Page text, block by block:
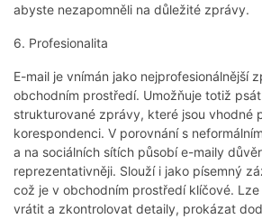
abyste nezapomněli na důležité zprávy.
6. Profesionalita
E-mail je vnímán jako nejprofesionálnější
obchodním prostředí. Umožňuje totiž
strukturované zprávy, které jsou vhodné
korespondenci. V porovnání s
a na sociálních sítích působí e-maily
reprezentativněji. Slouží i jako písemný
což je v obchodním prostředí klíčové.
vrátit a zkontrolovat detaily, prokázat